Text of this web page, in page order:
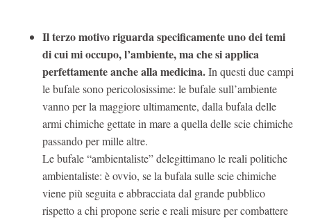
Il terzo motivo riguarda specificamente uno dei temi
di cui mi occupo, l’ambiente, ma che si applica
perfettamente anche alla medicina.In questi due campi
le bufale sono pericolosissime: le bufale sull’ambiente
vanno per la maggiore ultimamente, dalla bufala delle
armi chimiche gettate in mare a quella delle scie chimiche
passando per mille altre.
Le bufale “ambientaliste” delegittimano le reali politiche
ambientaliste: è ovvio, se la bufala sulle scie chimiche
viene più seguita e abbracciata dal grande pubblico
rispetto a chi propone serie e reali misure per combattere